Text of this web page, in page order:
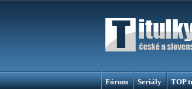
Fórum Seriály TOP